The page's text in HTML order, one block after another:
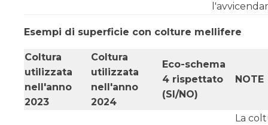
Esempi di superficie con colture mellifere
Coltura
utilizzata
nell'anno
2023
Coltura
utilizzata
nell'anno
2024
Eco-schema
4 rispettato
(SI/NO)
NOTE
La